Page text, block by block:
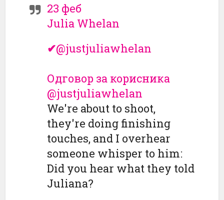
23 феб
Julia Whelan
✔@justjuliawhelan
Одговор за корисника
@justjuliawhelan
We're about to shoot,
they're doing finishing
touches, and I overhear
someone whisper to him:
Did you hear what they told
Juliana?